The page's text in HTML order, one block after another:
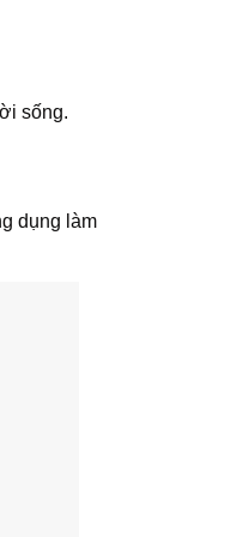
sống.
dụng làm